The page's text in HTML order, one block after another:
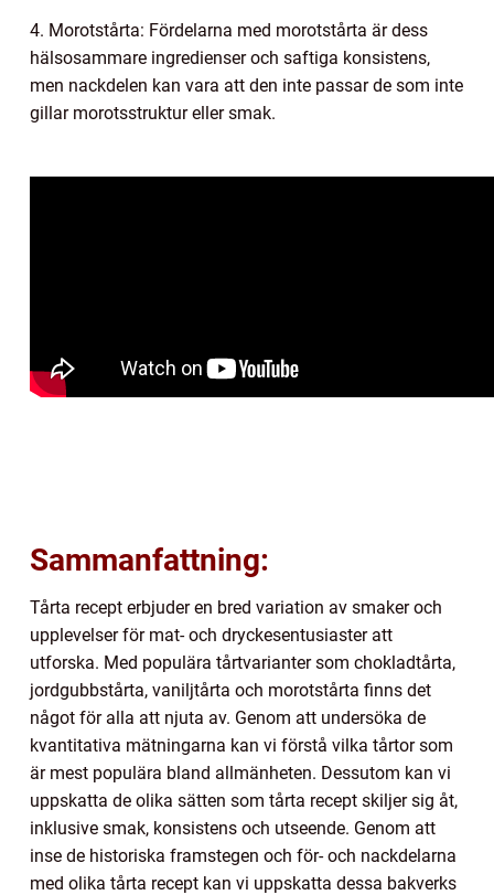
4. Morotstårta: Fördelarna med morotstårta är dess
hälsosammare ingredienser och saftiga konsistens,
men nackdelen kan vara att den inte passar de som inte
gillar morotsstruktur eller smak.
Sammanfattning:
Tårta recept erbjuder en bred variation av smaker och
upplevelser för mat- och dryckesentusiaster att
utforska. Med populära tårtvarianter som chokladtårta,
jordgubbstårta, vaniljtårta och morotstårta finns det
något för alla att njuta av. Genom att undersöka de
kvantitativa mätningarna kan vi förstå vilka tårtor som
är mest populära bland allmänheten. Dessutom kan vi
uppskatta de olika sätten som tårta recept skiljer sig åt,
inklusive smak, konsistens och utseende. Genom att
inse de historiska framstegen och för- och nackdelarna
med olika tårta recept kan vi uppskatta dessa bakverks